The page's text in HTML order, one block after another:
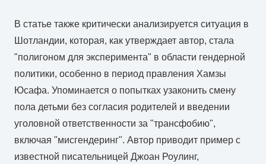
В статье также критически анализируется ситуация в
Шотландии, которая, как утверждает автор, стала
"полигоном для эксперимента" в области гендерной
политики, особенно в период правления Хамзы
Юсафа. Упоминается о попытках узаконить смену
пола детьми без согласия родителей и введении
уголовной ответственности за "трансфобию",
включая "мисгендеринг". Автор приводит пример с
известной писательницей Джоан Роулинг,